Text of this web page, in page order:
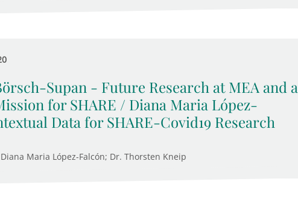
Supan - Future Research at MEA and a
for SHARE / Diana Maria López-
Data for SHARE-Covid19 Research
Maria López-Falcón; Dr. Thorsten Kneip